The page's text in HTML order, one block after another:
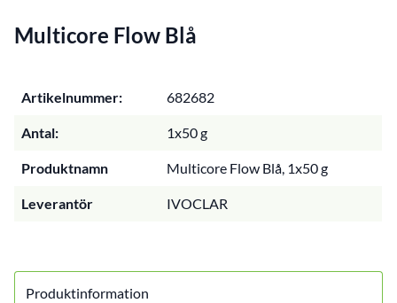
Multicore Flow Blå
Artikelnummer: 682682
Antal: 1x50 g
Produktnamn Multicore Flow Blå, 1x50 g
Leverantör IVOCLAR
Produktinformation